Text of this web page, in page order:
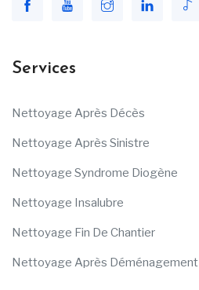
Services
Nettoyage Après Décès
Nettoyage Après Sinistre
Nettoyage Syndrome Diogène
Nettoyage Insalubre
Nettoyage Fin De Chantier
Nettoyage Après Déménagement